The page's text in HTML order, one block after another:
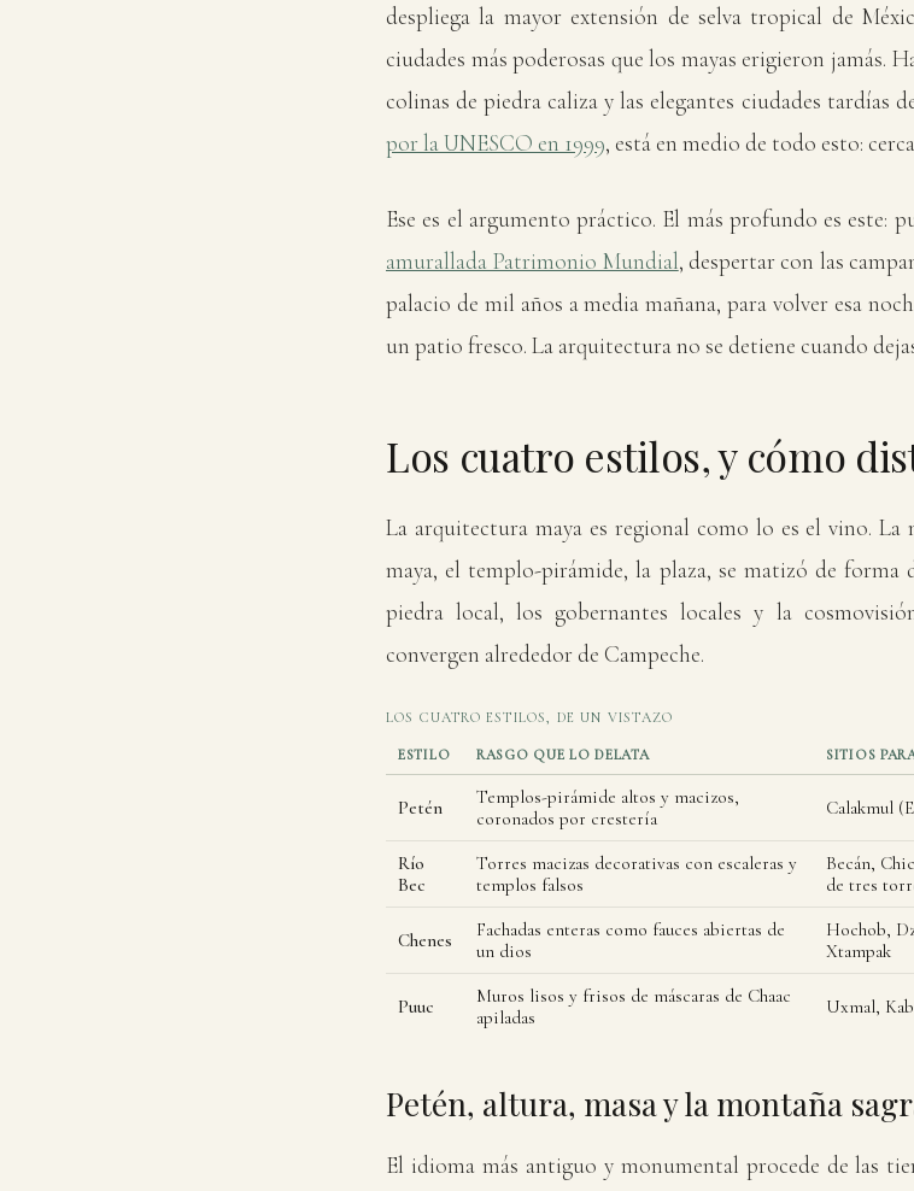
despliega la mayor extensión de selva tropical de
ciudades más poderosas que los mayas erigieron jamás.
colinas de piedra caliza y las elegantes ciudades tardías
por la UNESCO en 1999, está en medio de todo esto:
Ese es el argumento práctico. El más profundo es este:
amurallada Patrimonio Mundial, despertar con las
palacio de mil años a media mañana, para volver esa
un patio fresco. La arquitectura no se detiene cuando
Los cuatro estilos, y cómo
La arquitectura maya es regional como lo es el vino. La
maya, el templo-pirámide, la plaza, se matizó de
piedra local, los gobernantes locales y la
convergen alrededor de Campeche.
LOS CUATRO ESTILOS, DE UN VISTAZO
ESTILO RASGO QUE LO DELATA SITIOS
Petén
Templos-pirámide altos y macizos,
coronados por crestería
Calakmul
Río
Bec
Torres macizas decorativas con escaleras y
templos falsos
Becán,
de tres
Chenes
Fachadas enteras como fauces abiertas de
un dios
Hochob,
Xtampak
Puuc
Muros lisos y frisos de máscaras de Chaac
apiladas
Uxmal,
Petén, altura, masa y la montaña
El idioma más antiguo y monumental procede de las